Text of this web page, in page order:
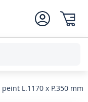
L.1170 x P.350 mm